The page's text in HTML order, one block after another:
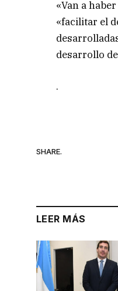
«Van a
«facilitar el
desarrollo
.
SHARE.
LEER MÁS